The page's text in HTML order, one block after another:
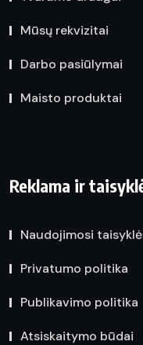
Mūsų rekvizitai
Darbo pasiūlymai
Maisto produktai
Reklama ir
Naudojimosi
Privatumo politika
Publikavimo politika
Atsiskaitymo būdai